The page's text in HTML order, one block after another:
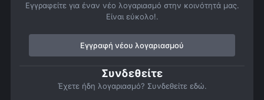
Εγγραφείτε για έναν νέο λογαριασμό στην κοινότητά μας.
Είναι εύκολο!.
Εγγραφή νέου λογαριασμού
Συνδεθείτε
Έχετε ήδη λογαριασμό? Συνδεθείτε εδώ.